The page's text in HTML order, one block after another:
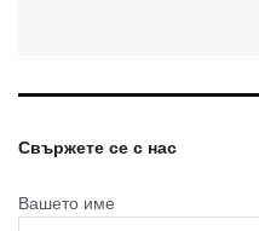
Свържете се с нас
Вашето име